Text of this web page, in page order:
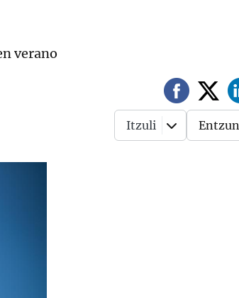
verano
Itzuli Entzun